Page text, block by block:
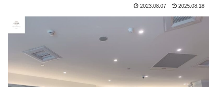
2023.08.07 2025.08.18